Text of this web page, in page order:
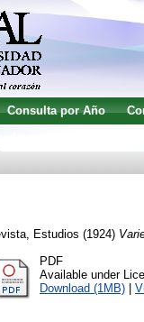
Consulta por Año
Estudios (1924)
PDF
Available under
Download (1MB)